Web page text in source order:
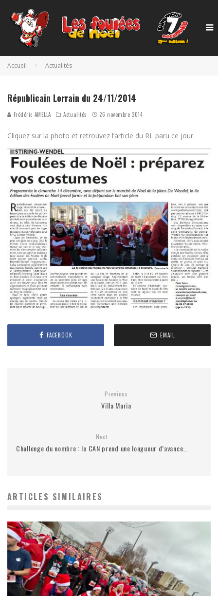
Accueil Actualités
Républicain Lorrain du 24/11/2014
Frédéric AMELLA Actualités 26 novembre 2014
Cliquez sur la photo et retrouvez l’article du RL paru ce jour.
FACEBOOK EMAIL
Previous
Villa Maria
Next
Challenge du nombre : le CAN prend une longueur d’avance…
ARTICLES SIMILAIRES